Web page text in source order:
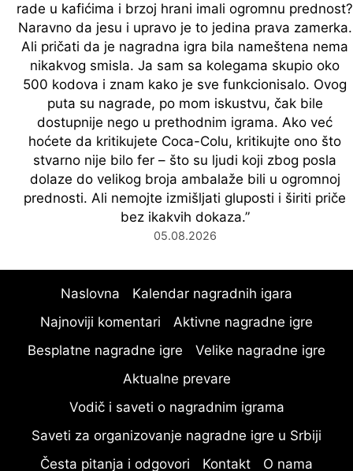
rade u kafićima i brzoj hrani imali ogromnu prednost?
Naravno da jesu i upravo je to jedina prava zamerka.
Ali pričati da je nagradna igra bila nameštena nema
nikakvog smisla. Ja sam sa kolegama skupio oko
500 kodova i znam kako je sve funkcionisalo. Ovog
puta su nagrade, po mom iskustvu, čak bile
dostupnije nego u prethodnim igrama. Ako već
hoćete da kritikujete Coca-Colu, kritikujte ono što
stvarno nije bilo fer – što su ljudi koji zbog posla
dolaze do velikog broja ambalaže bili u ogromnoj
prednosti. Ali nemojte izmišljati gluposti i širiti priče
bez ikakvih dokaza.”
05.08.2026
Naslovna
Kalendar nagradnih igara
Najnoviji komentari
Aktivne nagradne igre
Besplatne nagradne igre
Velike nagradne igre
Aktualne prevare
Vodič i saveti o nagradnim igrama
Saveti za organizovanje nagradne igre u Srbiji
Česta pitanja i odgovori
Kontakt O nama